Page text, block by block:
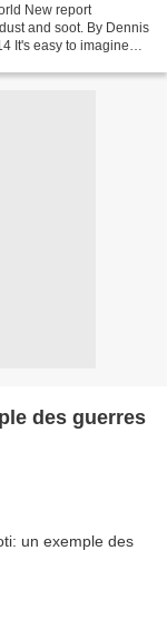
New report
and soot. By Dennis
It's easy to imagine
des guerres